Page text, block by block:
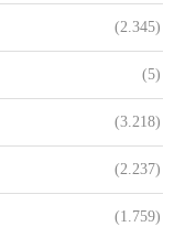
(2.345)
(5)
(3.218)
(2.237)
(1.759)